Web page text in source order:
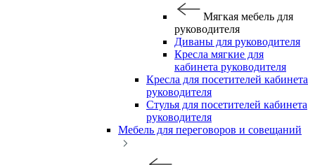
Мягкая мебель для
руководителя
Диваны для руководителя
Кресла мягкие для
кабинета руководителя
Кресла для посетителей кабинета
руководителя
Стулья для посетителей кабинета
руководителя
Мебель для переговоров и совещаний